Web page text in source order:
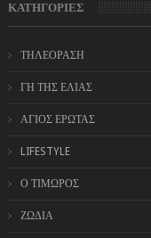
ΚΑΤΗΓΟΡΙΕΣ
ΤΗΛΕΟΡΑΣΗ
ΓΗ ΤΗΣ ΕΛΙΑΣ
ΑΓΙΟΣ ΕΡΩΤΑΣ
LIFESTYLE
Ο ΤΙΜΩΡΟΣ
ΖΩΔΙΑ